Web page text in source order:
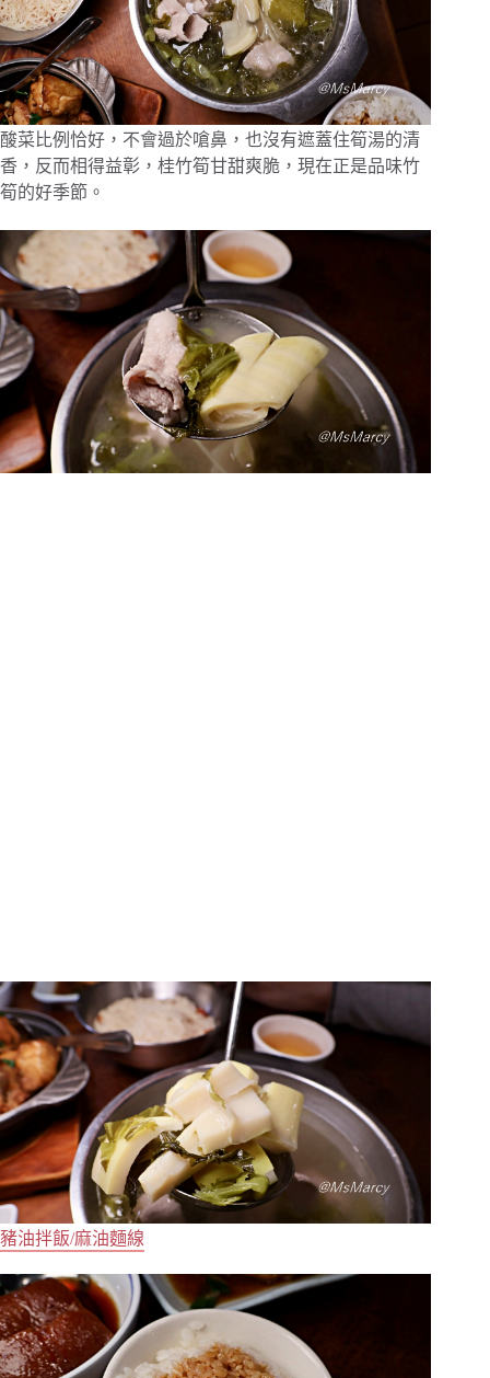
酸菜比例恰好，不會過於嗆鼻，也沒有遮蓋住筍湯的清
香，反而相得益彰，桂竹筍甘甜爽脆，現在正是品味竹
筍的好季節。
豬油拌飯/麻油麵線